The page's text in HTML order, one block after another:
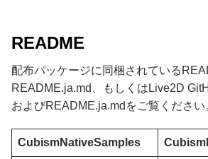
README
配布パッケージに同梱されている
README.ja.md、もしくはLive2D
およびREADME.ja.mdをご覧ください
CubismNativeSamples